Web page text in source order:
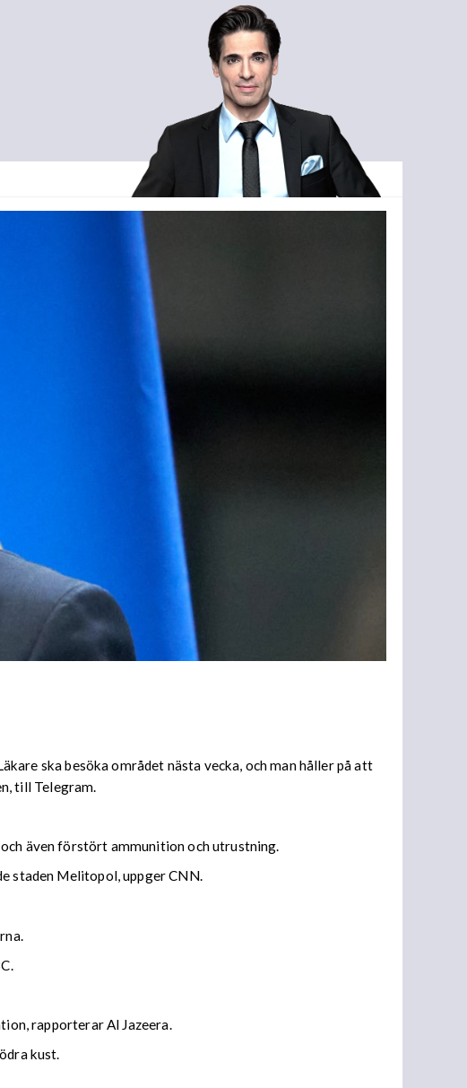
ska besöka området nästa vecka, och man håller på att
till Telegram.
även förstört ammunition och utrustning.
staden Melitopol, uppger CNN.
rapporterar Al Jazeera.
kust.